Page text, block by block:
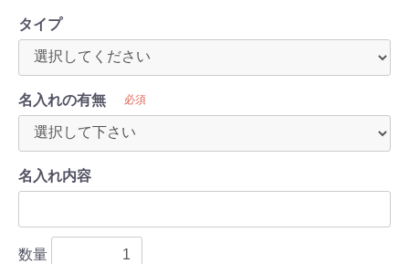
タイプ
名入れの有無 必須
名入れ内容
数量